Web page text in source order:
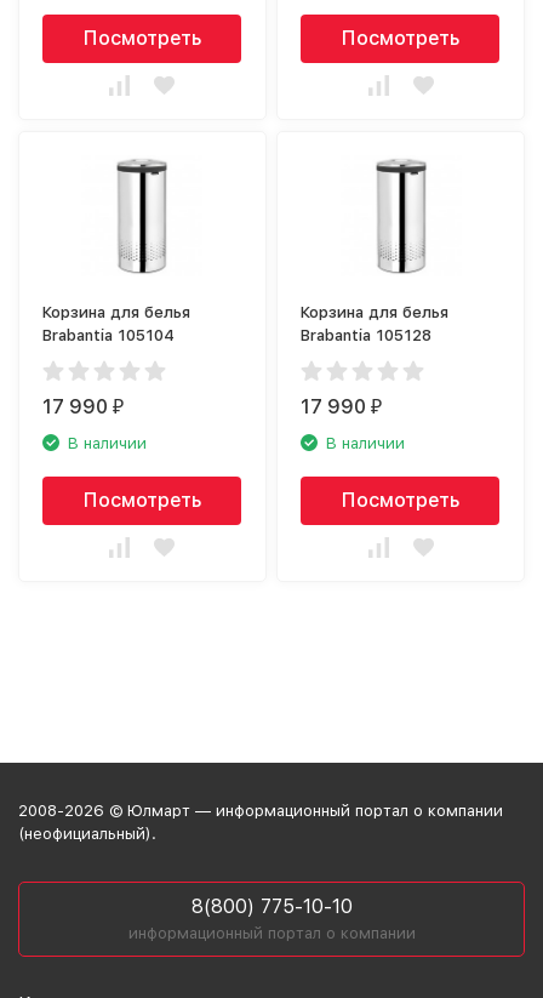
Посмотреть Посмотреть
Корзина для белья
Brabantia 105104
17 990₽
В наличии
Посмотреть
Корзина для белья
Brabantia 105128
17 990₽
В наличии
Посмотреть
2008-2026 © Юлмарт — информационный портал о компании
(неофициальный).
8(800) 775-10-10
информационный портал о компании